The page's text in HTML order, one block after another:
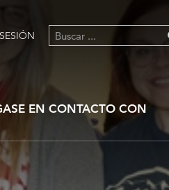
EN CONTACTO CON